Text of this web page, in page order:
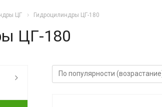
ЦГ Гидроцилиндры ЦГ-180
ЦГ-180